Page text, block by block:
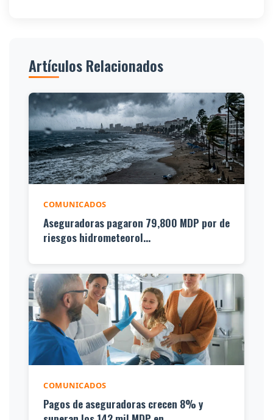
Artículos Relacionados
COMUNICADOS
Aseguradoras pagaron 79,800 MDP por de
riesgos hidrometeorol...
COMUNICADOS
Pagos de aseguradoras crecen 8% y